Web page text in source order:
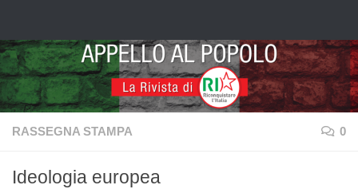
RASSEGNA STAMPA 0
Ideologia europea